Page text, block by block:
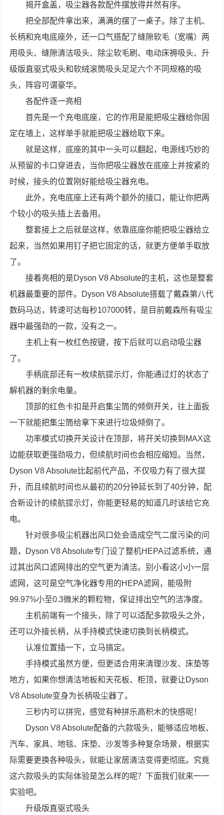
揭开盒盖，吸尘器各款配件摆放得井然有序。
把全部配件拿出来，满满的摆了一桌子。除了主机、
长柄和充电底座外，还一口气搭配了缝隙软毛（宽嘴）两
用吸头、缝隙清洁吸头、除尘软毛刷、电动床褥吸头、升
级版直驱式吸头和软绒滚筒吸头足足六个不同规格的吸
头，阵容可谓豪华。
各配件逐一亮相
首先是一个充电底座，它的作用是能把吸尘器给你固
定在墙上，这样单手就能把吸尘器给取下来。
就是这样，底座的其中一头可以翻起，电源线巧妙的
从预留的卡口穿进去，当你把吸尘器放在底座上并按紧的
时候，接头的位置刚好能给吸尘器充电。
此外，充电底座上还有两个额外的接口，能让你把两
个较小的吸头插上去备用。
整套接上之后就是这样，依靠底座你能把吸尘器给立
起来，当然如果用钉子把它固定的话，就更方便单手取放
了。
接着亮相的是Dyson V8 Absolute的主机，这也是整套
机器最重要的部件。Dyson V8 Absolute搭载了戴森第八代
数码马达，转速可达每秒107000转，是目前戴森所有吸尘
器中最强劲的一款，没有之一。
主机上有一枚红色按键，按下后就可以启动吸尘器
了。
手柄底部还有一枚续航提示灯，你能通过灯的状态了
解机器的剩余电量。
顶部的红色卡扣是开启集尘筒的倾倒开关，往上面扳
一下就能把集尘筒给拿下来进行垃圾倾倒了。
功率模式切换开关设计在顶部，将开关切换到MAX这
边能获取更强劲吸力，但续航时间也会相应缩短。当然，
Dyson V8 Absolute比起前代产品，不仅吸力有了很大提
升，而且续航时间也从最初的20分钟延长到了40分钟，配
合新设计的续航提示灯，你能更轻易的知道几时该给它充
电。
针对很多吸尘机器出风口处会造成空气二度污染的问
题，Dyson V8 Absolute专门设了整机HEPA过滤系统，通
过其出风口滤网排出的空气更为清洁。别小看这小小一层
滤网，这可是空气净化器专用的HEPA滤网，能吸附
99.97%小至0.3微米的颗粒物，保证排出空气的洁净度。
主机前端有一个接头，除了可以适配多款吸头之外，
还可以外接长柄，从手持模式快速切换到长柄模式。
认准位置插一下，立马搞定。
手持模式虽然方便，但更适合用来清理沙发、床垫等
地方，如果你想清洁地板和天花板、柜顶，就要让Dyson
V8 Absolute变身为长柄吸尘器了。
三秒内可以拼完，感觉有种拼乐高积木的快感呢！
Dyson V8 Absolute配备的六款吸头，能够适应地板、
汽车、家具、地毯、床垫、沙发等多种复杂场景，根据实
际需要更换各种吸头，就能让家居清洁变得更彻底。究竟
这六款吸头的实际体验是怎么样的呢？下面我们就来一一
实验吧。
升级版直驱式吸头